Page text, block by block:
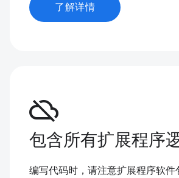
了解详情
cloud_off
包含所有扩展程序
编写代码时，请注意扩展程序软件